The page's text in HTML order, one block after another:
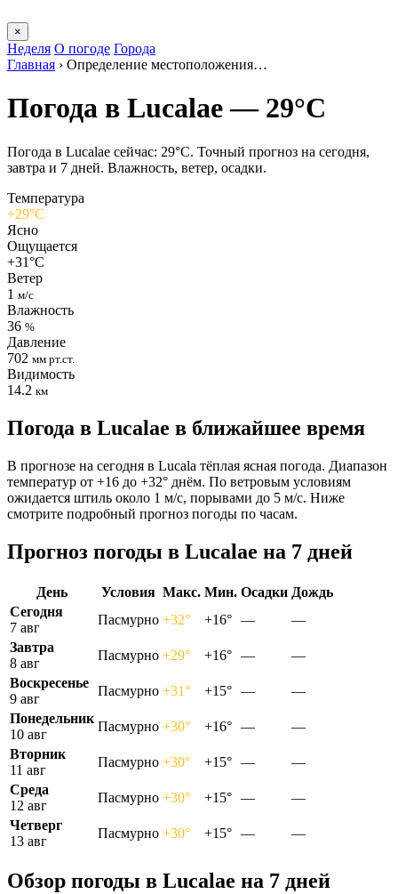
×
Неделя О погоде Города
Главная › Определение местоположения…
Погода в Lucalaе — 29°C
Погода в Lucalaе сейчас: 29°C. Точный прогноз на сегодня,
завтра и 7 дней. Влажность, ветер, осадки.
Температура
+29°C
Ясно
Ощущается
+31°C
Ветер
1 м/с
Влажность
36 %
Давление
702 мм рт.ст.
Видимость
14.2 км
Погода в Lucalaе в ближайшее время
В прогнозе на сегодня в Lucala тёплая ясная погода. Диапазон
температур от +16 до +32° днём. По ветровым условиям
ожидается штиль около 1 м/с, порывами до 5 м/с. Ниже
смотрите подробный прогноз погоды по часам.
Прогноз погоды в Lucalaе на 7 дней
День Условия Макс. Мин. Осадки Дождь
Сегодня
7 авг
Пасмурно +32° +16° —
—
Завтра
8 авг
Пасмурно +29° +16° —
—
Воскресенье
9 авг
Пасмурно +31° +15° —
—
Понедельник
10 авг
Пасмурно +30° +16° —
—
Вторник
11 авг
Пасмурно +30° +15° —
—
Среда
12 авг
Пасмурно +30° +15° —
—
Четверг
13 авг
Пасмурно +30° +15° — —
Обзор погоды в Lucalaе на 7 дней